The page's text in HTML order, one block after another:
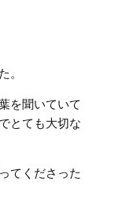
。
を聞いていて
とても大切な
てくださった